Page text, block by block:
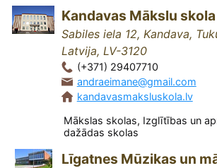
Kandavas Mākslu skola
Sabiles iela 12, Kandava,
Latvija, LV-3120
(+371) 29407710
andraeimane@gmail.com
kandavasmaksluskola.lv
Mākslas skolas, Izglītības un
dažādas skolas
Līgatnes Mūzikas un